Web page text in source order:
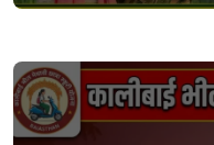
स्टेटस!